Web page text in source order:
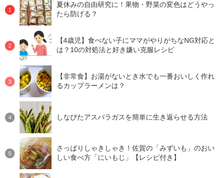
夏休みの自由研究に！果物・野菜の変色はどうやっ
たら防げる？
【4歳児】食べない子にママがやりがちなNG対応と
は？10の対処法と好き嫌い克服レシピ
【非常食】お湯がないとき水でも一番おいしく作れ
るカップラーメンは？
しなびたアスパラガスを簡単に生き返らせる方法
さっぱりしゃきしゃき！佐賀の「みずいも」のおい
しい食べ方「にいもじ」【レシピ付き】